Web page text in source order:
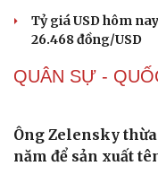
Giá vàng hôm nay
cao
Giá cà phê hôm
Giá xăng dầu hôm
Giá xăng dầu hôm